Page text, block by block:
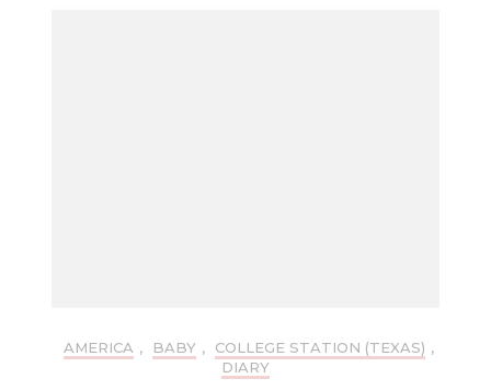
AMERICA , BABY , COLLEGE STATION (TEXAS) ,
DIARY